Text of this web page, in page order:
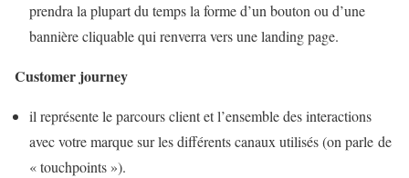
prendra la plupart du temps la forme d’un bouton ou d’une
bannière cliquable qui renverra vers une landing page.
Customer journey
il représente le parcours client et l’ensemble des interactions
avec votre marque sur les différents canaux utilisés (on parle de
« touchpoints »).